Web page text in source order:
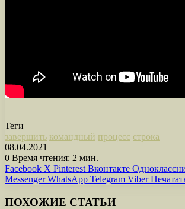
Теги
завершить командный процесс строка
08.04.2021
0 Время чтения: 2 мин.
Facebook X Pinterest Вконтакте
Messenger WhatsApp Telegram Viber
ПОХОЖИЕ СТАТЬИ